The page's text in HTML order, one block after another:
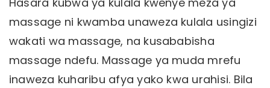
massage ni kwamba unaweza kulala usingizi
wakati wa massage, na kusababisha
massage ndefu. Massage ya muda mrefu
inaweza kuharibu afya yako kwa urahisi. Bila